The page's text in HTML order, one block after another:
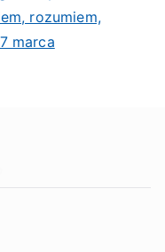
rozumiem,
marca